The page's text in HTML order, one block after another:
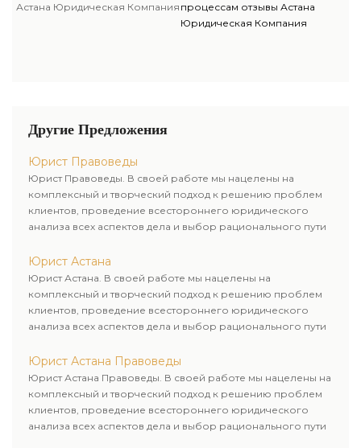
Астана Юридическая Компания процессам отзывы Астана
Юридическая Компания
Другие Предложения
Юрист Правоведы
Юрист Правоведы. В своей работе мы нацелены на
комплексный и творческий подход к решению проблем
клиентов, проведение всестороннего юридического
анализа всех аспектов дела и выбор рационального пути
Юрист Астана
Юрист Астана. В своей работе мы нацелены на
комплексный и творческий подход к решению проблем
клиентов, проведение всестороннего юридического
анализа всех аспектов дела и выбор рационального пути
Юрист Астана Правоведы
Юрист Астана Правоведы. В своей работе мы нацелены на
комплексный и творческий подход к решению проблем
клиентов, проведение всестороннего юридического
анализа всех аспектов дела и выбор рационального пути